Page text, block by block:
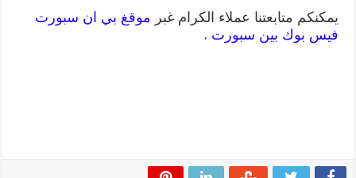
يمكنكم متابعتنا عملاء الكرام غبر موقغ بي ان سبورت
فيس بوك بين سبورت .